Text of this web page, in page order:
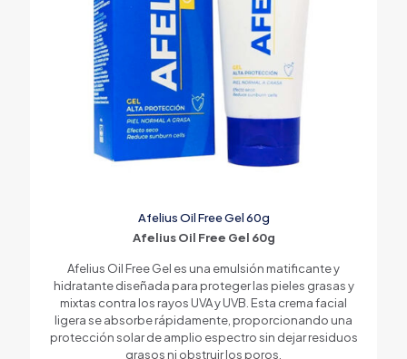
Afelius Oil Free Gel 60g
Afelius Oil Free Gel 60g
Afelius Oil Free Gel es una emulsión matificante y
hidratante diseñada para proteger las pieles grasas y
mixtas contra los rayos UVA y UVB. Esta crema facial
ligera se absorbe rápidamente, proporcionando una
protección solar de amplio espectro sin dejar residuos
grasos ni obstruir los poros.